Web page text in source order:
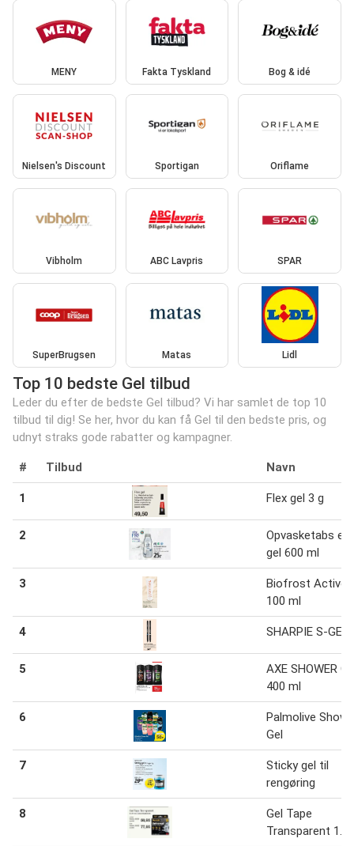
MENY Fakta Tyskland Bog & idé
Nielsen's Discount Sportigan Oriflame
Vibholm ABC Lavpris SPAR
SuperBrugsen Matas Lidl
Top 10 bedste Gel tilbud
Leder du efter de bedste Gel tilbud? Vi har samlet de top 10
tilbud til dig! Se her, hvor du kan få Gel til den bedste pris, og
udnyt straks gode rabatter og kampagner.
# Tilbud Navn
1 Flex gel 3 g
2
Opvasketabs
gel 600 ml
3
Biofrost Active
100 ml
4 SHARPIE S-GEL
5
AXE SHOWER
400 ml
6
Palmolive
Gel
7
Sticky gel til
rengøring
8
Gel Tape
Transparent 1.5